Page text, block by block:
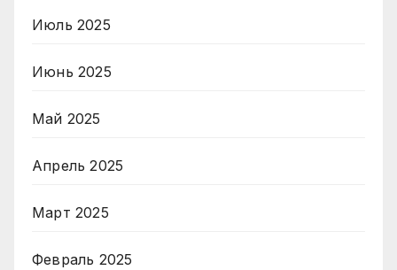
Июль 2025
Июнь 2025
Май 2025
Апрель 2025
Март 2025
Февраль 2025